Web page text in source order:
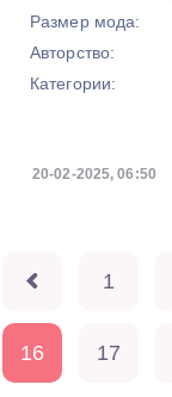
Размер мода:
Авторство:
Категории:
20-02-2025, 06:50
1
16 17